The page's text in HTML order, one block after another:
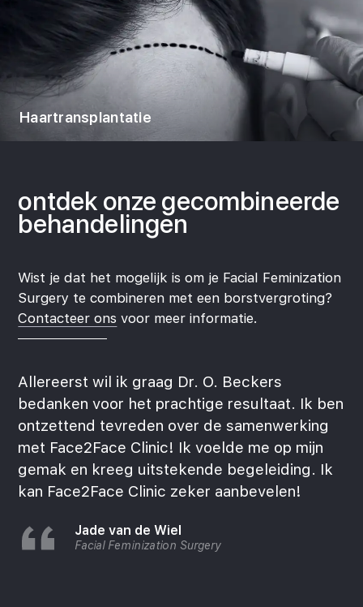
Haartransplantatie
ontdek onze gecombineerde
behandelingen
Wist je dat het mogelijk is om je Facial Feminization
Surgery te combineren met een borstvergroting?
Contacteer ons voor meer informatie.
Allereerst wil ik graag Dr. O. Beckers
bedanken voor het prachtige resultaat. Ik ben
ontzettend tevreden over de samenwerking
met Face2Face Clinic! Ik voelde me op mijn
gemak en kreeg uitstekende begeleiding. Ik
kan Face2Face Clinic zeker aanbevelen!
Jade van de Wiel
Facial Feminization Surgery